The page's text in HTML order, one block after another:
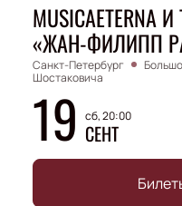
«ЖАН-ФИЛИПП
Санкт-Петербург
Шостаковича
19 сб, 20:00
СЕНТ